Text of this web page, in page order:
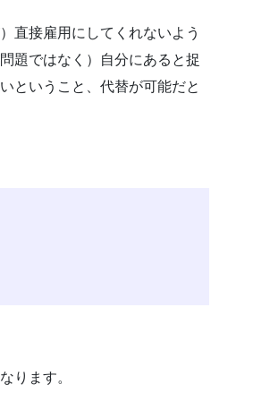
直接雇用にしてくれないよう
題ではなく）自分にあると捉
ということ、代替が可能だと
ります。